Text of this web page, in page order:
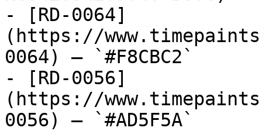
- [RD-0064]
(https://
0064) — `#F8CBC2`
- [RD-0056]
(https://
0056) — `#AD5F5A`